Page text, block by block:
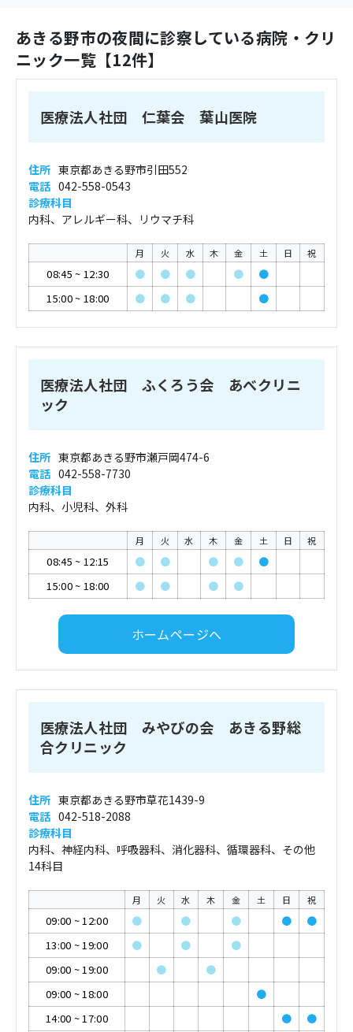
あきる野市の夜間に診察している病院・クリ
ニック一覧【12件】
医療法人社団 仁葉会 葉山医院
住所 東京都あきる野市引田552
電話 042-558-0543
診療科目
内科、アレルギー科、リウマチ科
月 火 水 木 金 土 日 祝
08:45 ~ 12:30 ● ● ● ●
●
15:00~ 18:00 ● ● ● ●
医療法人社団 ふくろう会 あべクリニ
ック
住所 東京都あきる野市瀬戸岡474-6
電話 042-558-7730
診療科目
内科、小児科、外科
月 火 水 木 金 土 日 祝
08:45 ~ 12:15 ● ● ● ●
●
15:00~ 18:00 ● ● ● ●
ホームページへ
医療法人社団 みやびの会 あきる野総
合クリニック
住所 東京都あきる野市草花1439-9
電話 042-518-2088
診療科目
内科、神経内科、呼吸器科、消化器科、循環器科、その他
14科目
月 火 水 木 金 土 日 祝
09:00 ~12:00 ● ● ● ●
●
13:00 ~19:00 ● ●
●
09:00 ~19:00 ●
●
09:00 ~18:00
●
14:00 ~17:00 ● ●